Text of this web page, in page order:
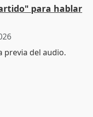
para hablar